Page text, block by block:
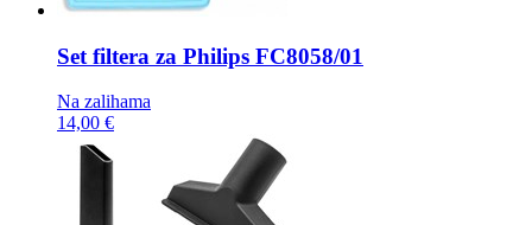
Set filtera za Philips FC8058/01
Na zalihama
14,00 €